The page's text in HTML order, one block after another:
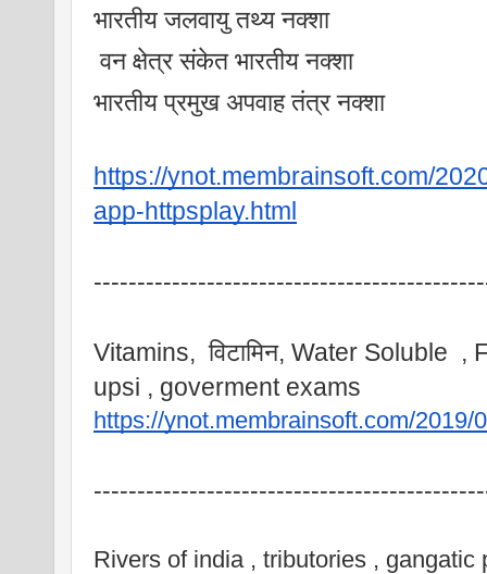
भारतीय जलवायु तथ्य नक्शा
वन क्षेत्र संकेत भारतीय नक्शा
भारतीय प्रमुख अपवाह तंत्र नक्शा
https://ynot.membrainsoft.com/
app-httpsplay.html
Vitamins,  विटामिन, Water Soluble
upsi , goverment exams
https://ynot.membrainsoft.com/2019/
Rivers of india , tributories ,